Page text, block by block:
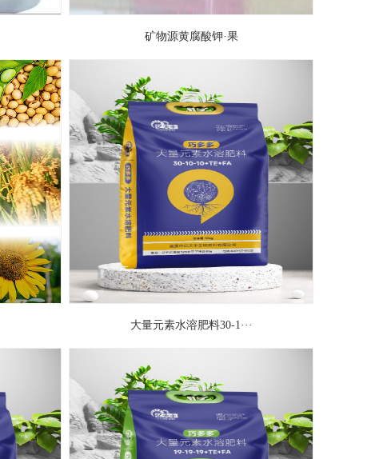
矿物源黄腐酸钾·果
大量元素水溶肥料30-1···